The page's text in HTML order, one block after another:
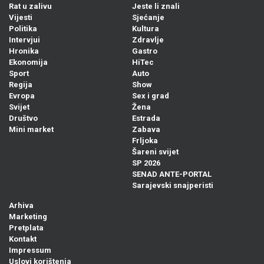
Rat u zalivu
Vijesti
Politika
Intervjui
Hronika
Ekonomija
Sport
Regija
Evropa
Svijet
Društvo
Mini market
Jeste li znali
Sjećanje
Kultura
Zdravlje
Gastro
HiTec
Auto
Show
Sex i grad
Žena
Estrada
Zabava
Frljoka
Šareni svijet
SP 2026
SENAD ANTE-PORTAL
Sarajevski snajperisti
Arhiva
Marketing
Pretplata
Kontakt
Impressum
Uslovi korištenja